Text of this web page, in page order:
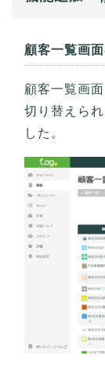
顧客一覧画
顧客一覧画
切り替えら
した。